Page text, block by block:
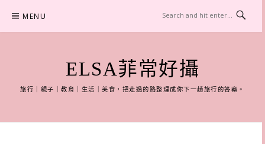
content
MENU
ELSA菲常好攝
旅行｜親子｜教育｜生活｜美食，把走過的路整理成你下一趟旅行的答案。